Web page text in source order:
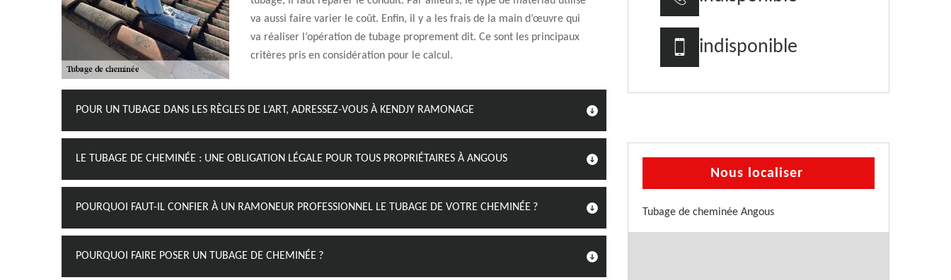
va aussi faire varier le coût. Enfin, il y a les frais de la main d’œuvre qui
va réaliser l’opération de tubage proprement dit. Ce sont les principaux
critères pris en considération pour le calcul.
POUR UN TUBAGE DANS LES RÈGLES DE L’ART, ADRESSEZ-VOUS À KENDJY RAMONAGE
LE TUBAGE DE CHEMINÉE : UNE OBLIGATION LÉGALE POUR TOUS PROPRIÉTAIRES À ANGOUS
POURQUOI FAUT-IL CONFIER À UN RAMONEUR PROFESSIONNEL LE TUBAGE DE VOTRE CHEMINÉE ?
POURQUOI FAIRE POSER UN TUBAGE DE CHEMINÉE ?
indisponible
Nous localiser
Tubage de cheminée Angous